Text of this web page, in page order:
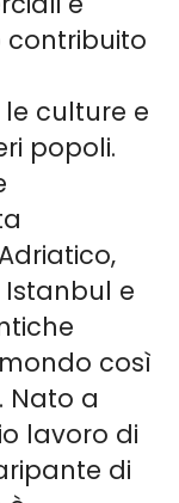
contribuito
culture e
popoli.
e
così
Nato a
lavoro di
di